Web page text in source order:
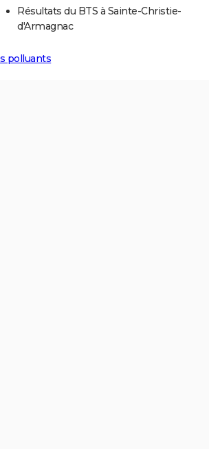
Résultats du BTS à Sainte-Christie-
d'Armagnac
polluants